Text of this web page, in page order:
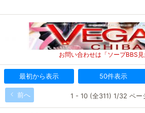
お問い合わせは「ソープBBS見
最初から表示 50件表示
前へ 1 - 10 (全311) 1/32 ペー